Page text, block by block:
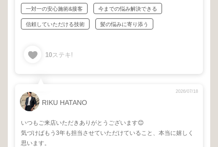
一対一の安心施術&接客 今までの悩み解決できる
信頼していただける技術 髪の悩みに寄り添う
10ステキ!
RIKU HATANO
2026/07/18
いつもご来店いただきありがとうございます😊
気づけばもう3年も担当させていただけていること、本当に嬉しく
思います。